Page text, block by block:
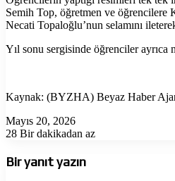
Semih Top, öğretmen ve öğrencilere
Necati Topaloğlu’nun selamını
Yıl sonu sergisinde öğrenciler ayrıca
Kaynak: (BYZHA) Beyaz Haber
Mayıs 20, 2026
28 Bir dakikadan az
Bir yanıt yazın